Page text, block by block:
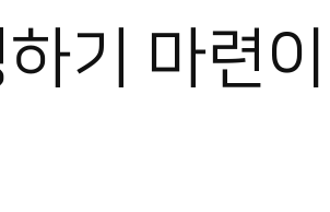
기 마련